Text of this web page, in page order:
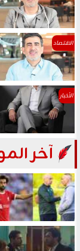
الاقتصاد
الأخبار
آخر